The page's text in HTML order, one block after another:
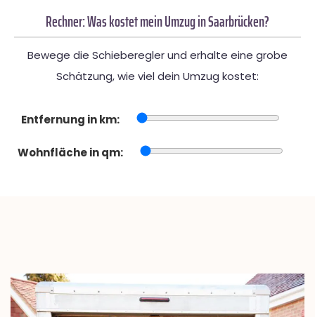
Rechner: Was kostet mein Umzug in Saarbrücken?
Bewege die Schieberegler und erhalte eine grobe
Schätzung, wie viel dein Umzug kostet:
Entfernung in km:
Wohnfläche in qm: